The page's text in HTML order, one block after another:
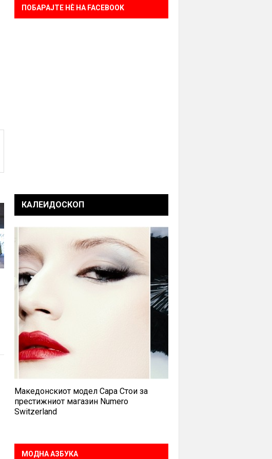
ПОБАРАЈТЕ НÈ НА FACEBOOK
КАЛЕИДОСКОП
Македонскиот модел Сара Стои за
престижниот магазин Numero
Switzerland
МОДНА АЗБУКА